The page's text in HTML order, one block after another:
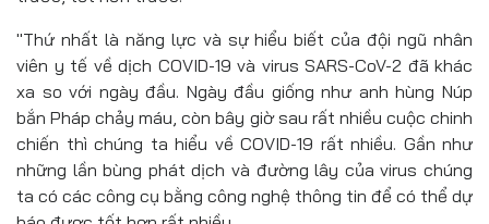
"Thứ nhất là năng lực và sự hiểu biết của đội ngũ nhân
viên y tế về dịch COVID-19 và virus SARS-CoV-2 đã khác
xa so với ngày đầu. Ngày đầu giống như anh hùng Núp
bắn Pháp chảy máu, còn bây giờ sau rất nhiều cuộc chinh
chiến thì chúng ta hiểu về COVID-19 rất nhiều. Gần như
những lần bùng phát dịch và đường lây của virus chúng
ta có các công cụ bằng công nghệ thông tin để có thể dự